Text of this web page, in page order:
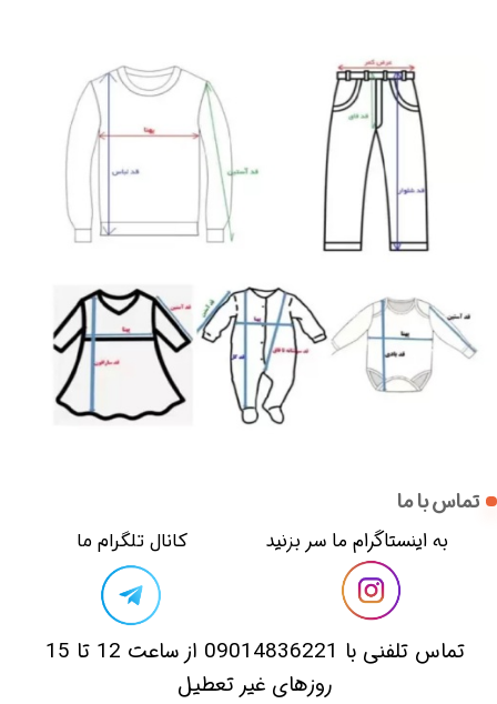
تماس با ما
​​به اینستاگرام ما سر بزنید​​​​​​​
​تماس تلفنی با 09014836221 از ساعت 12 تا 15
روزهای غیر تعطیل
​کانال تلگرام ما